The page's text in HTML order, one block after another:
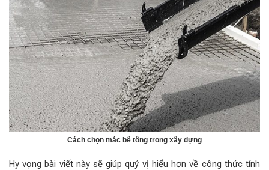
Cách chọn mác bê tông trong xây dựng
Hy vọng bài viết này sẽ giúp quý vị hiểu hơn về công thức tính